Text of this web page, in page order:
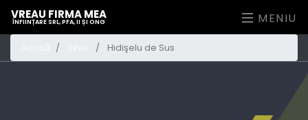
VREAU FIRMA MEA
ÎNFIINȚARE SRL, PFA, II ȘI ONG MENIU
Hidişelu de Sus